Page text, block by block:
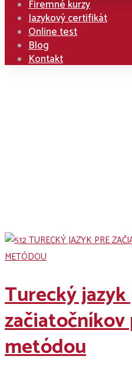
Firemné kurzy
Jazykový certifikát
Online test
Blog
Kontakt
Turecký
metódou